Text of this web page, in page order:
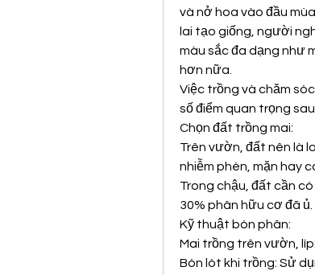
và nở hoa vào đầu
lai tạo giống, người
màu sắc đa dạng như
hơn nữa.
Việc trồng và chăm
số điểm quan trọng
Chọn đất trồng mai:
Trên vườn, đất nên là
nhiễm phèn, mặn hay
Trong chậu, đất cần
30% phân hữu cơ đã ủ.
Kỹ thuật bón phân:
Mai trồng trên vườn, líp:
Bón lót khi trồng: Sử